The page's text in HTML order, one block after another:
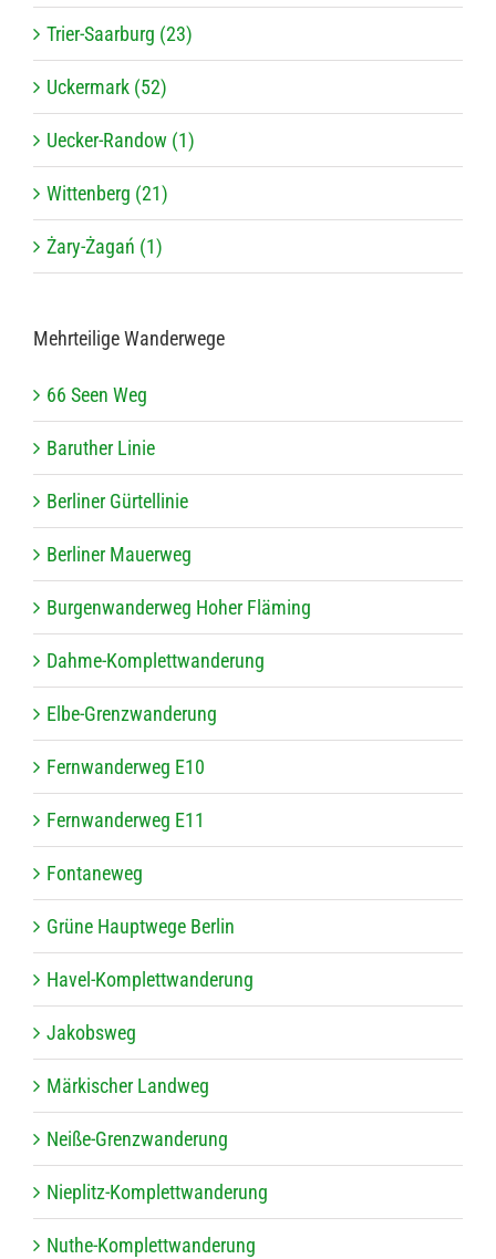
Trier-Saarburg (23)
Uckermark (52)
Uecker-Randow (1)
Wittenberg (21)
Żary-Żagań (1)
Mehr­tei­lige Wanderwege
66 Seen Weg
Baru­ther Linie
Ber­li­ner Gürtellinie
Ber­li­ner Mauerweg
Bur­gen­wan­der­weg Hoher Fläming
Dahme-Kom­plett­wan­de­rung
Elbe-Grenz­wan­de­rung
Fern­wan­der­weg E10
Fern­wan­der­weg E11
Fon­ta­ne­weg
Grüne Haupt­wege Berlin
Havel-Kom­plett­wan­de­rung
Jakobs­weg
Mär­ki­scher Landweg
Neiße-Grenz­wan­de­rung
Nie­plitz-Kom­plett­wan­de­rung
Nuthe-Kom­plett­wan­de­rung